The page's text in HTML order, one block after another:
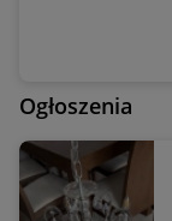
Ogłoszenia